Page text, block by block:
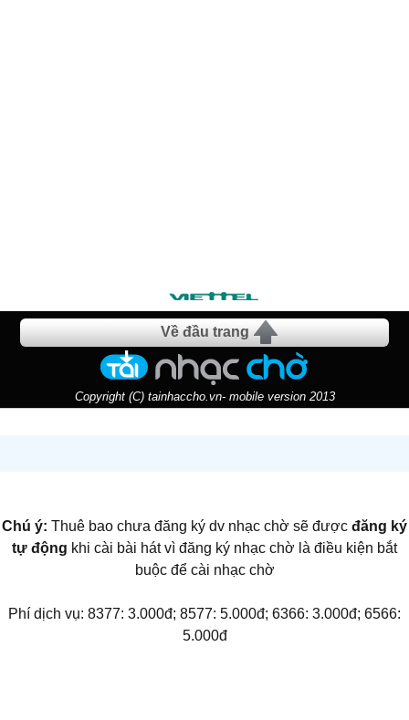
Về đầu trang
Copyright (C) tainhaccho.vn- mobile version 2013
Chú ý: Thuê bao chưa đăng ký dv nhạc chờ sẽ được đăng ký
tự động khi cài bài hát vì đăng ký nhạc chờ là điều kiện bắt
buộc để cài nhạc chờ
Phí dịch vụ: 8377: 3.000đ; 8577: 5.000đ; 6366: 3.000đ; 6566:
5.000đ